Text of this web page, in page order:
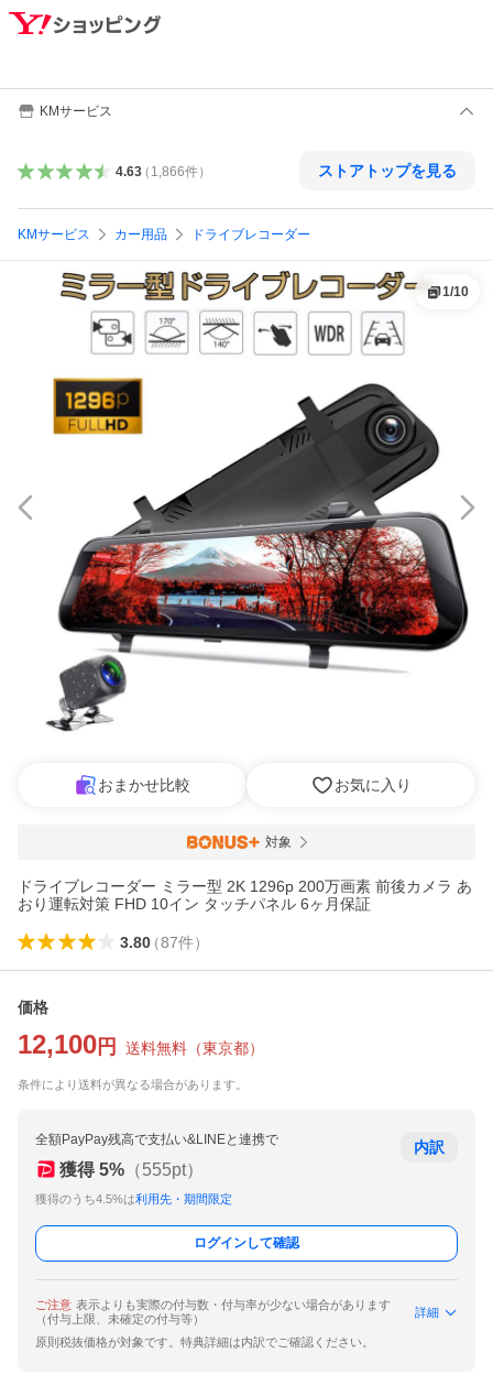
KMサービス
4.63（ 1,866件） ストアトップを見る
KMサービス カー用品 ドライブレコーダー
1/10
おまかせ比較 お気に入り
対象
ドライブレコーダー ミラー型 2K 1296p 200万画素 前後カメラ あ
おり運転対策 FHD 10イン タッチパネル 6ヶ月保証
3.80（87件）
価格
12,100 円 送料無料 （東京都）
条件により送料が異なる場合があります。
全額PayPay残高で支払い&LINEと連携で
獲得 5% （555pt）
獲得のうち4.5%は利用先・期間限定
内訳
ログインして確認
ご注意 表示よりも実際の付与数・付与率が少ない場合があります
（付与上限、未確定の付与等）
詳細
原則税抜価格が対象です。特典詳細は内訳でご確認ください。